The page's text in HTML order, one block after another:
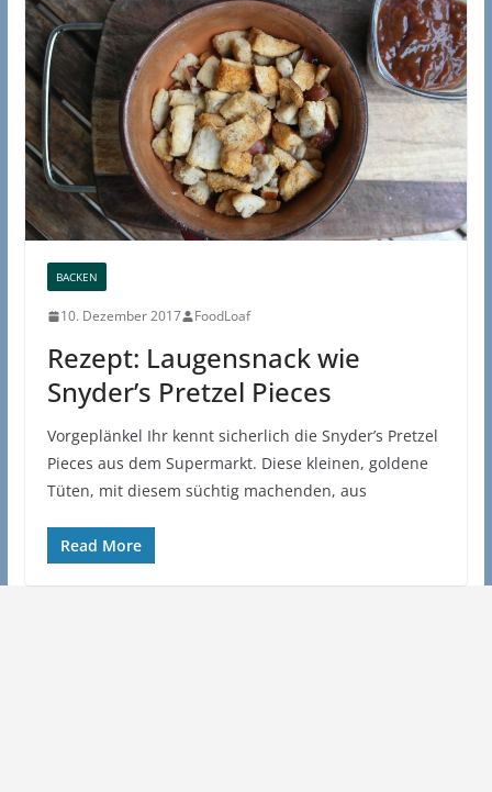
BACKEN
10. Dezember 2017 FoodLoaf
Rezept: Laugensnack wie
Snyder’s Pretzel Pieces
Vorgeplänkel Ihr kennt sicherlich die Snyder’s Pretzel
Pieces aus dem Supermarkt. Diese kleinen, goldene
Tüten, mit diesem süchtig machenden, aus
Read More